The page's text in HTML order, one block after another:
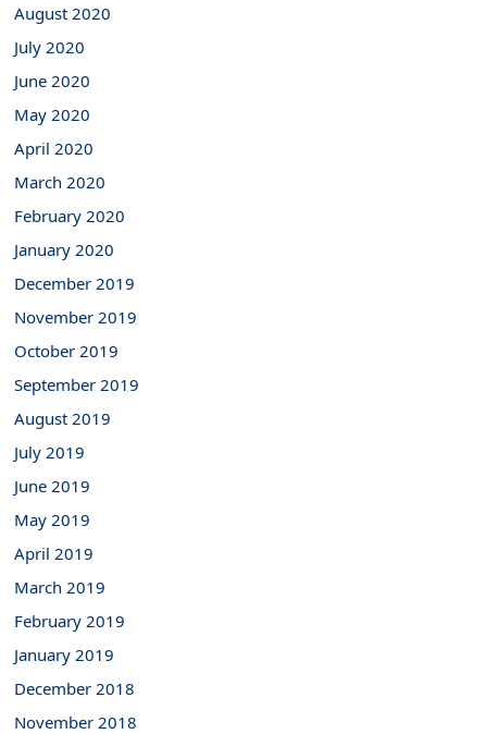
August 2020
July 2020
June 2020
May 2020
April 2020
March 2020
February 2020
January 2020
December 2019
November 2019
October 2019
September 2019
August 2019
July 2019
June 2019
May 2019
April 2019
March 2019
February 2019
January 2019
December 2018
November 2018